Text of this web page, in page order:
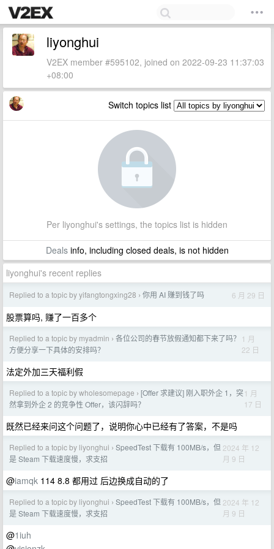
liyonghui
V2EX member #595102, joined on 2022-09-23 11:37:03
+08:00
Switch topics list
Per liyonghui's settings, the topics list is hidden
Dealsinfo, including closed deals, is not hidden
liyonghui's recent replies
Replied to a topic by yifangtongxing28 › 你用 AI 赚到钱了吗 6 月 29 日
股票算吗, 赚了一百多个
Replied to a topic by myadmin › 各位公司的春节放假通知都下来了吗？
方便分享一下具体的安排吗？
1 月
22 日
法定外加三天福利假
Replied to a topic by wholesomepage › [Offer 求建议] 刚入职外企 1，突
然拿到外企 2 的竞争性 Offer，该闪辞吗？
1 月
17 日
既然已经来问这个问题了，说明你心中已经有了答案，不是吗
Replied to a topic by liyonghui › SpeedTest 下载有 100MB/s，但
是 Steam 下载速度慢，求支招
2024 年 12
月 9 日
@iamqk 114 8.8 都用过 后边换成自动的了
Replied to a topic by liyonghui › SpeedTest 下载有 100MB/s，但
是 Steam 下载速度慢，求支招
2024 年 12
月 9 日
@1iuh